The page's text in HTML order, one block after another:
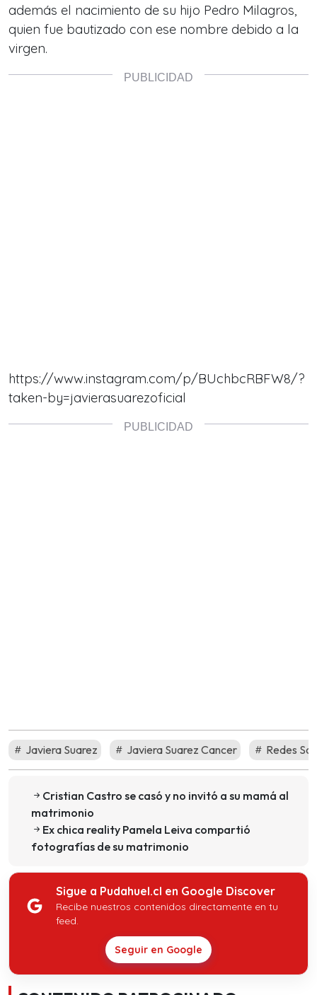
además el nacimiento de su hijo Pedro Milagros,
quien fue bautizado con ese nombre debido a la
virgen.
https://www.instagram.com/p/BUchbcRBFW8/?
taken-by=javierasuarezoficial
Javiera Suarez Javiera Suarez Cancer Redes
Cristian Castro se casó y no invitó a su mamá al
matrimonio
Ex chica reality Pamela Leiva compartió
fotografías de su matrimonio
Sigue a Pudahuel.cl en Google Discover
Recibe nuestros contenidos directamente en tu
feed.
Seguir en Google